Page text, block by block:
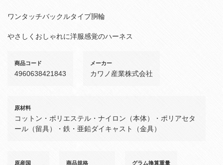
ワンタッチバックルタイプ胴輪
やさしくおしゃれに洋服感覚のハーネス
商品コード
4960638421843
メーカー
カワノ産業株式会社
原材料
コットン・ポリエステル・ナイロン（本体）・ポリアセタ
ール（留具）・鉄・亜鉛ダイキャスト（金具）
原産国 商品規格 グラム換算重量